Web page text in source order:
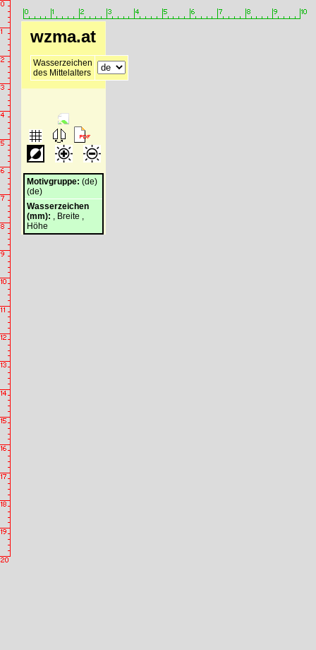
wzma.at
Wasserzeichen
des Mittelalters
Motivgruppe: (de)
(de)
Wasserzeichen
(mm): , Breite ,
Höhe